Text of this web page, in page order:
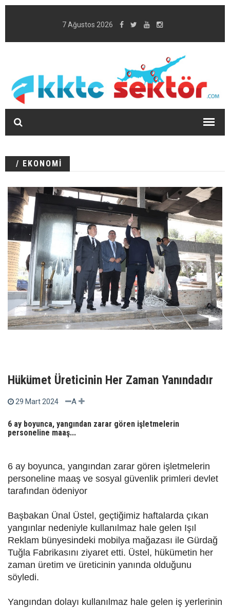
7 Ağustos 2026
/ EKONOMİ
Hükümet Üreticinin Her Zaman Yanındadır
29 Mart 2024 A
6 ay boyunca, yangından zarar gören işletmelerin
personeline maaş...
6 ay boyunca, yangından zarar gören işletmelerin
personeline maaş ve sosyal güvenlik primleri devlet
tarafından ödeniyor
Başbakan Ünal Üstel, geçtiğimiz haftalarda çıkan
yangınlar nedeniyle kullanılmaz hale gelen Işıl
Reklam bünyesindeki mobilya mağazası ile Gürdağ
Tuğla Fabrikasını ziyaret etti. Üstel, hükümetin her
zaman üretim ve üreticinin yanında olduğunu
söyledi.
Yangından dolayı kullanılmaz hale gelen iş yerlerinin